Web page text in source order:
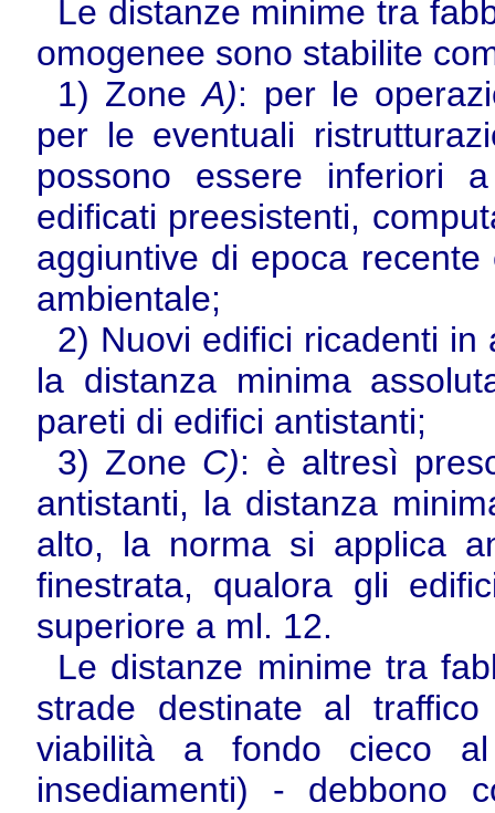
Le distanze minime tra
omogenee sono stabilite
1) ZoneA): per le
per le eventuali
possono essere inferiori
edificati preesistenti,
aggiuntive di epoca
ambientale;
2) Nuovi edifici ricadenti
la distanza minima
pareti di edifici antistanti;
3) Zone C): è altresì
antistanti, la distanza
alto, la norma si applica
finestrata, qualora gli
superiore a ml. 12.
Le distanze minime tra
strade destinate al
viabilità a fondo cieco
insediamenti) - debbono